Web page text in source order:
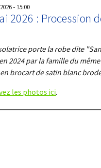
- 15:00
2026 : Procession
porte la robe dite
2024 par la famille du
brocart de satin blanc
les photos ici.